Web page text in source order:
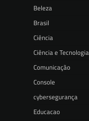
Beleza
Brasil
Ciência
Ciência e Tecnologia
Comunicação
Console
cybersegurança
Educacao